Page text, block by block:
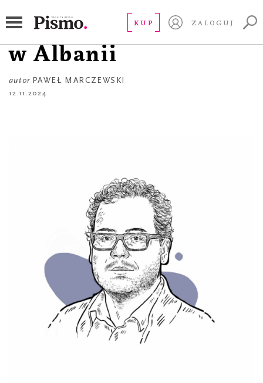
KUP ZALOGUJ
Włoskie Guantanamo
w Albanii
autor PAWEŁ MARCZEWSKI
12.11.2024